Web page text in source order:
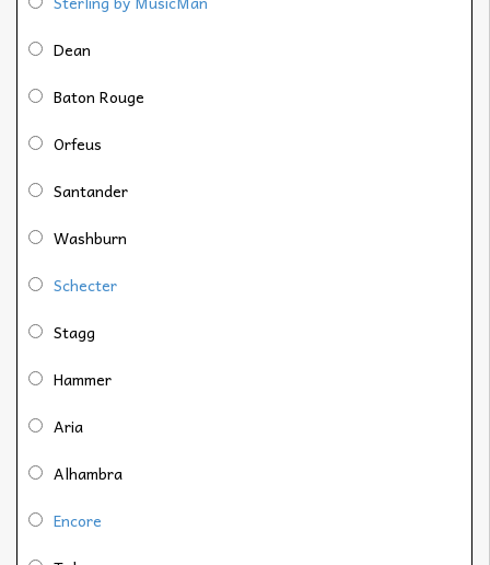
Dean
Baton Rouge
Orfeus
Santander
Washburn
Schecter
Stagg
Hammer
Aria
Alhambra
Encore